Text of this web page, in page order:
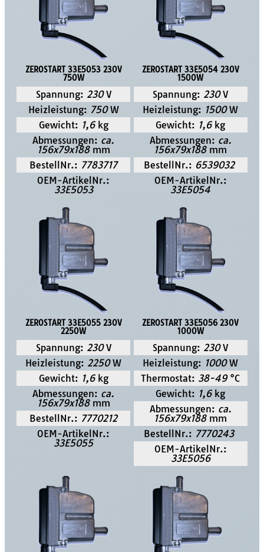
ZEROSTART 33E5053 230V
750W
Spannung: 230 V
Heizleistung: 750 W
Gewicht: 1,6 kg
Abmessungen: ca.
156x79x188 mm
BestellNr.: 7783717
OEM-ArtikelNr.:
33E5053
ZEROSTART 33E5054 230V
1500W
Spannung: 230 V
Heizleistung: 1500 W
Gewicht: 1,6 kg
Abmessungen: ca.
156x79x188 mm
BestellNr.: 6539032
OEM-ArtikelNr.:
33E5054
ZEROSTART 33E5055 230V
2250W
Spannung: 230 V
Heizleistung: 2250 W
Gewicht: 1,6 kg
Abmessungen: ca.
156x79x188 mm
BestellNr.: 7770212
OEM-ArtikelNr.:
33E5055
ZEROSTART 33E5056 230V
1000W
Spannung: 230 V
Heizleistung: 1000 W
Thermostat: 38-49 °C
Gewicht: 1,6 kg
Abmessungen: ca.
156x79x188 mm
BestellNr.: 7770243
OEM-ArtikelNr.:
33E5056